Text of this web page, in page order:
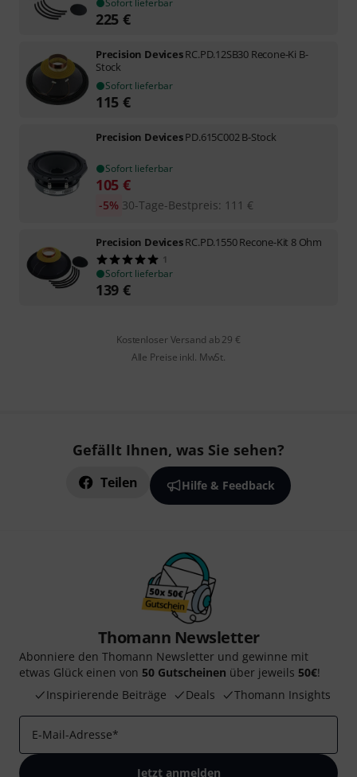
225 €
Precision DevicesRC.PD.12SB30 Recone-Ki B-
Stock
Sofort lieferbar
115 €
Precision DevicesPD.615C002 B-Stock
Sofort lieferbar
105 €
30-Tage-Bestpreis: 111 €
-5%
Precision DevicesRC.PD.1550 Recone-Kit 8 Ohm
1
Sofort lieferbar
139 €
Kostenloser Versand ab 29 €
Alle Preise inkl. MwSt.
Gefällt Ihnen, was Sie sehen?
Teilen Hilfe & Feedback
Thomann Newsletter
Abonniere den Thomann Newsletter und gewinne mit
etwas Glück einen von 50 Gutscheinen über jeweils 50€!
Inspirierende Beiträge
Deals Thomann Insights
E-Mail-Adresse*
Jetzt anmelden